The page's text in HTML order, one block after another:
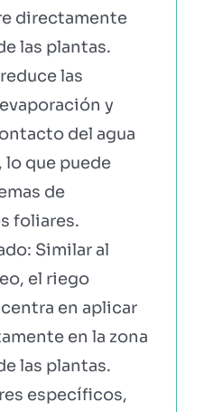
directamente
las plantas.
las
y
del agua
lo que puede
de
foliares.
Similar al
el riego
en aplicar
en la zona
las plantas.
específicos,